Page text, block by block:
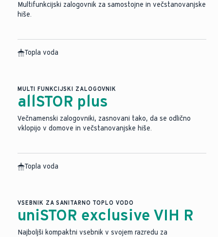
Multifunkcijski zalogovnik za samostojne in večstanovanjske
hiše.
Topla voda
MULTI FUNKCIJSKI ZALOGOVNIK
allSTOR plus
Večnamenski zalogovniki, zasnovani tako, da se odlično
vklopijo v domove in večstanovanjske hiše.
Topla voda
VSEBNIK ZA SANITARNO TOPLO VODO
uniSTOR exclusive VIH R
Najboljši kompaktni vsebnik v svojem razredu za